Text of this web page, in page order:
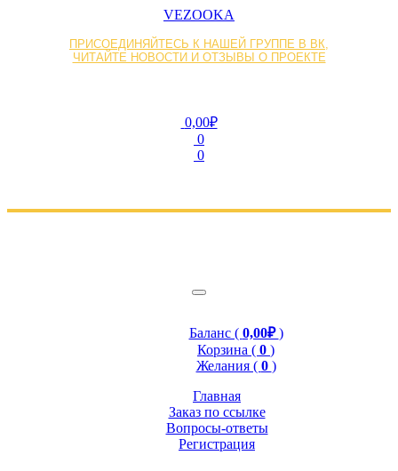
VEZOOKA
ПРИСОЕДИНЯЙТЕСЬ К НАШЕЙ ГРУППЕ В ВК,
ЧИТАЙТЕ НОВОСТИ И ОТЗЫВЫ О ПРОЕКТЕ
0,00₽
0
0
Баланс ( 0,00₽)
Корзина ( 0 )
Желания ( 0 )
Главная
Заказ по ссылке
Вопросы-ответы
Регистрация